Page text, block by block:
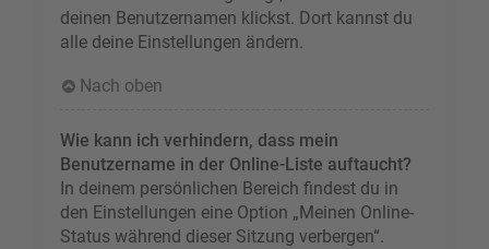
deinen Benutzernamen klickst. Dort kannst du
alle deine Einstellungen ändern.
Nach oben
Wie kann ich verhindern, dass mein
Benutzername in der Online-Liste auftaucht?
In deinem persönlichen Bereich findest du in
den Einstellungen eine Option „Meinen Online-
Status während dieser Sitzung verbergen“.